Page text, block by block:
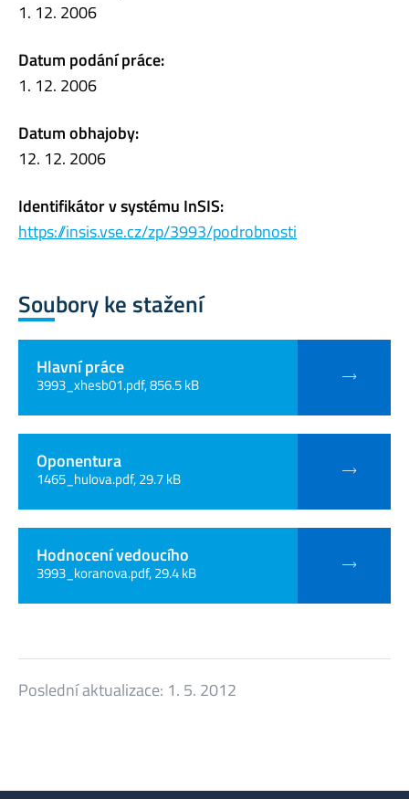
1. 12. 2006
Datum podání práce:
1. 12. 2006
Datum obhajoby:
12. 12. 2006
Identifikátor v systému InSIS:
https://insis.vse.cz/zp/3993/podrobnosti
Soubory ke stažení
Hlavní práce
3993_xhesb01.pdf, 856.5 kB
Oponentura
1465_hulova.pdf, 29.7 kB
Hodnocení vedoucího
3993_koranova.pdf, 29.4 kB
Poslední aktualizace: 1. 5. 2012